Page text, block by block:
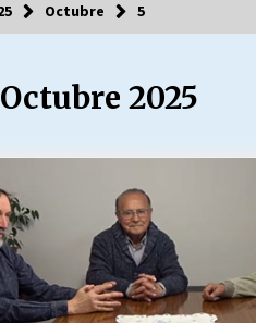
Ya se ordenaron las cuentas de
luz… ¿Y cuándo van a bajar?
MUNICIPALIDAD, TRABAJADORES,
CLIMA LABORAL:
13/07/2026
VOLVER A SER ALTERNATIVA
16/06/2026
Octubre 5
2025